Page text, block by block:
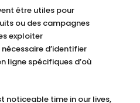
être utiles pour
ou des campagnes
exploiter
d’identifier
ligne spécifiques d’où
noticeable time in our lives,